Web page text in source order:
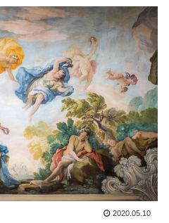
2020.05.10